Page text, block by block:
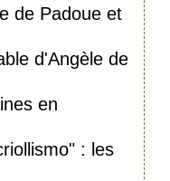
de Padoue et
d'Angèle de
en
: les